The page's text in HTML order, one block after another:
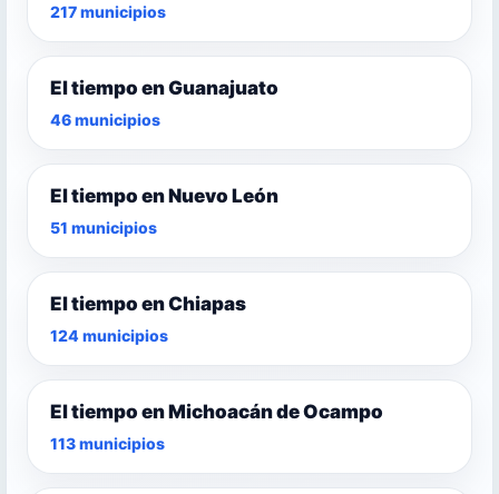
217 municipios
El tiempo en Guanajuato
46 municipios
El tiempo en Nuevo León
51 municipios
El tiempo en Chiapas
124 municipios
El tiempo en Michoacán de Ocampo
113 municipios